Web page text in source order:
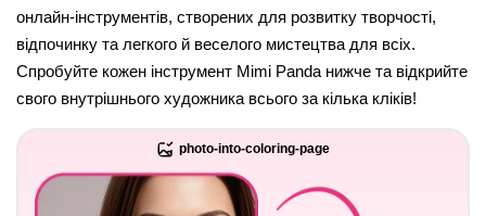
онлайн-інструментів, створених для розвитку творчості,
відпочинку та легкого й веселого мистецтва для всіх.
Спробуйте кожен інструмент Mimi Panda нижче та відкрийте
свого внутрішнього художника всього за кілька кліків!
photo-into-coloring-page